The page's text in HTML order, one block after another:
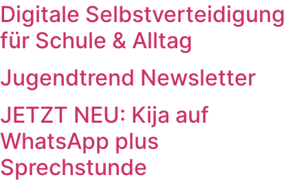
Digitale Selbstverteidigung
für Schule & Alltag
Jugendtrend Newsletter
JETZT NEU: Kija auf
WhatsApp plus
Sprechstunde